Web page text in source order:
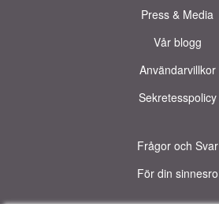
Press & Media
Vår blogg
Användarvillkor
Sekretesspolicy
Frågor och Svar
För din sinnesro